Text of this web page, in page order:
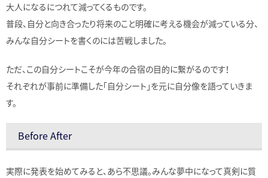
大人になるにつれて減ってくるものです。
普段、自分と向き合ったり将来のこと明確に考える機会が減っている分、
みんな自分シートを書くのには苦戦しました。
ただ、この自分シートこそが今年の合宿の目的に繋がるのです！
それぞれが事前に準備した「自分シート」を元に自分像を語っていきま
す。
Before After
実際に発表を始めてみると、あら不思議。みんな夢中になって真剣に質